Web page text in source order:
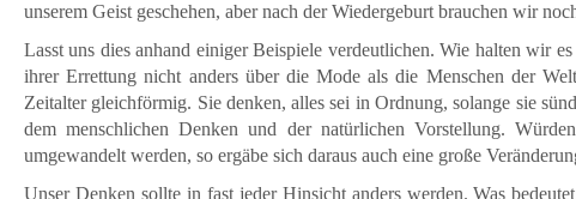
unserem Geist geschehen, aber nach der Wiedergeburt brauchen wir
Lasst uns dies anhand einiger Beispiele verdeutlichen. Wie halten wir
ihrer Errettung nicht anders über die Mode als die Menschen der
Zeitalter gleichförmig. Sie denken, alles sei in Ordnung, solange sie
dem menschlichen Denken und der natürlichen Vorstellung.
umgewandelt werden, so ergäbe sich daraus auch eine große
Unser Denken sollte in fast jeder Hinsicht anders werden. Was